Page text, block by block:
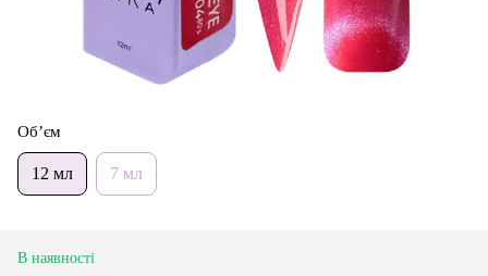
Об’єм
12 мл 7 мл
В наявності